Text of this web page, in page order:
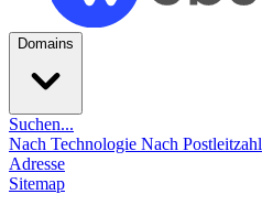
Domains
Suchen...
Nach Technologie Nach Postleitzahl
Adresse
Sitemap